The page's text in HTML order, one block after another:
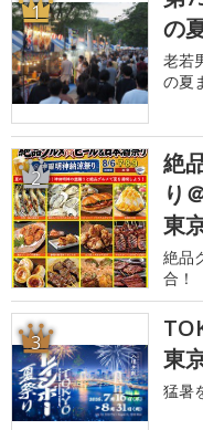
1
の
老若
の夏
2
絶
り
東
絶品
合！
3
東
猛暑